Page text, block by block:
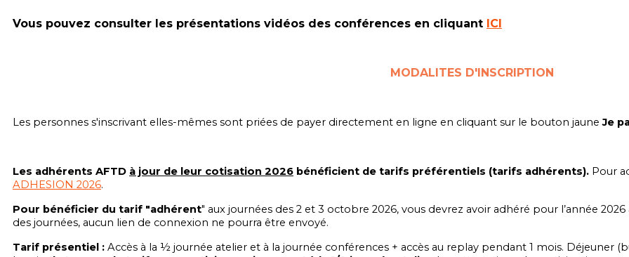
Vous pouvez consulter les présentations vidéos des conférences en cliquant ICI
MODALITES D'INSCRIPTION
Les personnes s'inscrivant elles-mêmes sont priées de payer directement en ligne en cliquant sur le bouton jauneJe
Les adhérents AFTD à jour de leur cotisation 2026 bénéficient de tarifs préférentiels (tarifs adhérents). Pour
ADHESION 2026.
Pour bénéficier du tarif "adhérent" aux journées des 2 et 3 octobre 2026, vous devrez avoir adhéré pour l’année
des journées, aucun lien de connexion ne pourra être envoyé.
Tarif présentiel : Accès à la ½ journée atelier et à la journée conférences + accès au replay pendant 1 mois. Déjeuner